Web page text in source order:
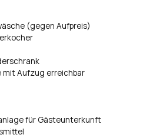
(gegen Aufpreis)
mit Aufzug erreichbar
für Gästeunterkunft